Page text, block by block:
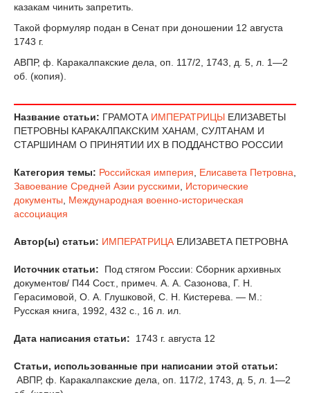
казакам чинить запретить.
Такой формуляр подан в Сенат при доношении 12 августа
1743 г.
АВПР, ф. Каракалпакские дела, оп. 117/2, 1743, д. 5, л. 1—2
об. (копия).
Название статьи: ГРАМОТА ИМПЕРАТРИЦЫ ЕЛИЗАВЕТЫ
ПЕТРОВНЫ КАРАКАЛПАКСКИМ ХАНАМ, СУЛТАНАМ И
СТАРШИНАМ О ПРИНЯТИИ ИХ В ПОДДАНСТВО РОССИИ
Категория темы: Российская империя Елисавета Петровна
Завоевание Средней Азии русскими
Исторические
документы
Международная военно-историческая
ассоциация
Автор(ы) статьи: ИМПЕРАТРИЦА ЕЛИЗАВЕТА ПЕТРОВНА
Источник статьи:
Под стягом России: Сборник архивных
документов/ П44 Сост., примеч. А. А. Сазонова, Г. Н.
Герасимовой, О. А. Глушковой, С. Н. Кистерева. — М.:
Русская книга, 1992, 432 с., 16 л. ил.
Дата написания статьи: 1743 г. августа 12
Статьи, использованные при написании этой статьи:
АВПР, ф. Каракалпакские дела, оп. 117/2, 1743, д. 5, л. 1—2